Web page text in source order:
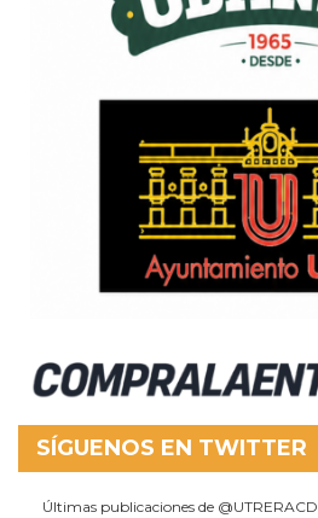
SÍGUENOS EN TWITTER
Últimas publicaciones de @UTRERACD